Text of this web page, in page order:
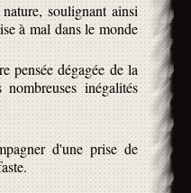
soulignant ainsi
à mal dans le monde
pensée dégagée de la
inégalités
d'une prise de